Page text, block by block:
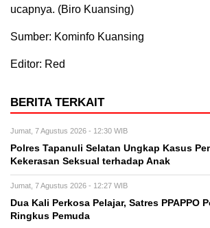
ucapnya. (Biro Kuansing)
Sumber: Kominfo Kuansing
Editor: Red
BERITA TERKAIT
Jumat, 7 Agustus 2026 - 12:30 WIB
Polres Tapanuli Selatan Ungkap Kasus
Kekerasan Seksual terhadap Anak
Jumat, 7 Agustus 2026 - 12:27 WIB
Dua Kali Perkosa Pelajar, Satres PPAPPO
Ringkus Pemuda